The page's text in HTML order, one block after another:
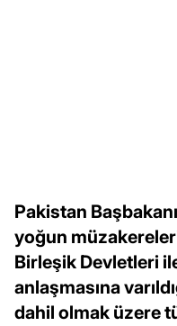
Pakistan
yoğun
Birleşik Devletleri
anlaşmasına
dahil olmak üzere